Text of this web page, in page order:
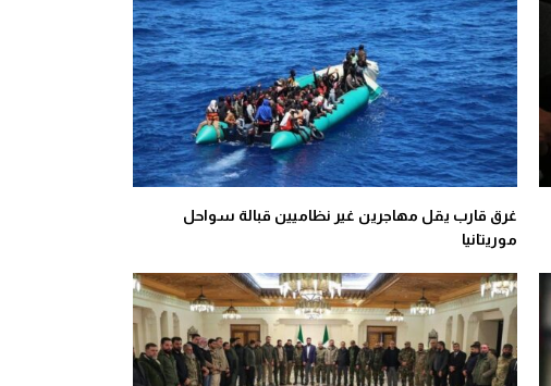
غرق قارب يقل مهاجرين غير نظاميين قبالة سواحل
موريتانيا